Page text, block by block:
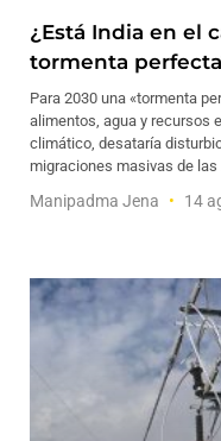
¿Está India en el
tormenta
Para 2030 una «tormenta
alimentos, agua y recursos
climático, desataría
migraciones masivas de
Manipadma Jena 14